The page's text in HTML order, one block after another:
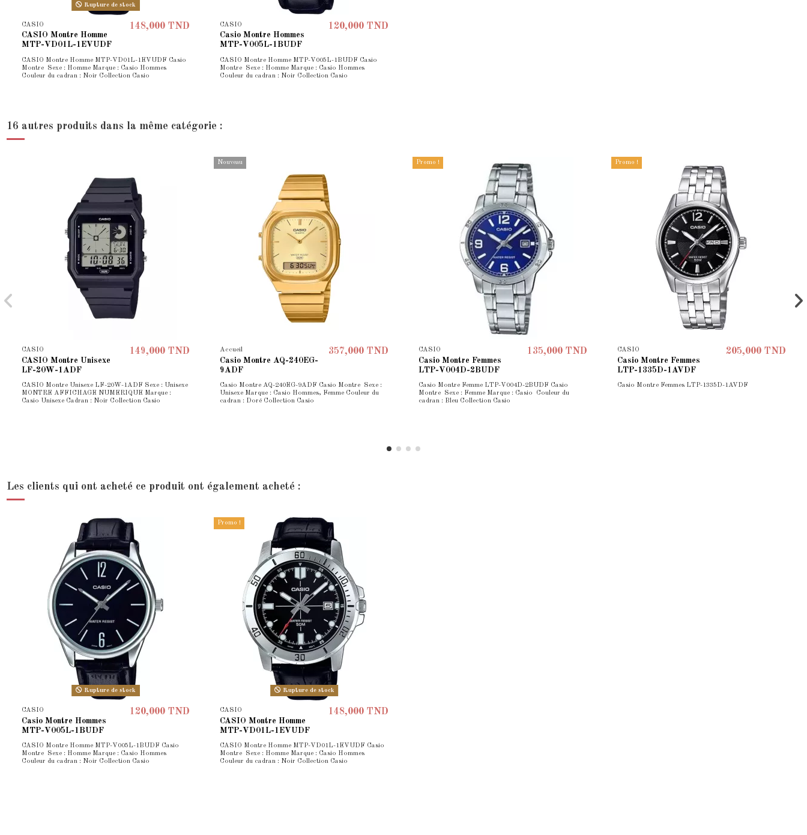
Rupture de stock
CASIO
CASIO Montre Homme
MTP-VD01L-1EVUDF
148,000 TND
CASIO Montre Homme MTP-VD01L-1EVUDF Casio
Montre Sexe : Homme Marque : Casio Hommes
Couleur du cadran : Noir Collection Casio
CASIO
Casio Montre Hommes
MTP-V005L-1BUDF
120,000 TND
CASIO Montre Homme MTP-V005L-1BUDF Casio
Montre Sexe : Homme Marque : Casio Hommes
Couleur du cadran : Noir Collection Casio
16 autres produits dans la même catégorie :
CASIO
CASIO Montre Unisexe
LF-20W-1ADF
149,000 TND
CASIO Montre Unisexe LF-20W-1ADF Sexe : Unisexe
MONTRE AFFICHAGE NUMERIQUE Marque :
Casio Unisexe Cadran : Noir Collection Casio
Nouveau
Accueil
Casio Montre AQ-240EG-
9ADF
357,000 TND
Casio Montre AQ-240EG-9ADF Casio Montre Sexe :
Unisexe Marque : Casio Hommes, Femme Couleur du
cadran : Doré Collection Casio
Promo !
CASIO
Casio Montre Femmes
LTP-V004D-2BUDF
135,000 TND
Casio Montre Femme LTP-V004D-2BUDF Casio
Montre Sexe : Femme Marque : Casio Couleur du
cadran : Bleu Collection Casio
Promo !
CASIO
Casio Montre Femmes
LTP-1335D-1AVDF
205,000 TND
Casio Montre Femmes LTP-1335D-1AVDF
Les clients qui ont acheté ce produit ont également acheté :
Rupture de stock
CASIO
Casio Montre Hommes
MTP-V005L-1BUDF
120,000 TND
CASIO Montre Homme MTP-V005L-1BUDF Casio
Montre Sexe : Homme Marque : Casio Hommes
Couleur du cadran : Noir Collection Casio
Promo !
Rupture de stock
CASIO
CASIO Montre Homme
MTP-VD01L-1EVUDF
148,000 TND
CASIO Montre Homme MTP-VD01L-1EVUDF Casio
Montre Sexe : Homme Marque : Casio Hommes
Couleur du cadran : Noir Collection Casio